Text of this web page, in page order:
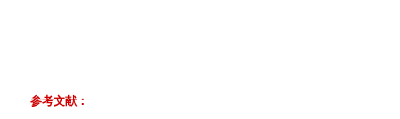
参考文献：